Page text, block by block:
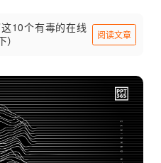
10个有毒的在线
阅读文章